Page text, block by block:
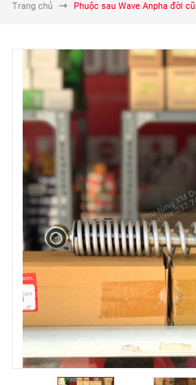
Trang chủ Phuộc sau Wave Anpha đời cũ